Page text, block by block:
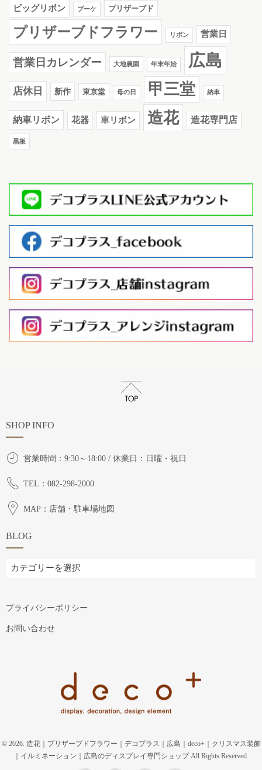
ビッグリボン ブーケ プリザーブド
プリザーブドフラワー リボン 営業日
営業日カレンダー 大地農園 年末年始 広島
店休日 新作 東京堂 母の日 甲三堂 納車
納車リボン 花器 車リボン 造花 造花専門店
黒板
SHOP INFO
営業時間：9:30～18:00 / 休業日：日曜・祝日
TEL：082-298-2000
MAP：店舗・駐車場地図
BLOG
BLOG
プライバシーポリシー
お問い合わせ
© 2026. 造花｜プリザーブドフラワー｜デコプラス｜広島｜deco+｜クリスマス装飾
｜イルミネーション｜広島のディスプレイ専門ショップ All Rights Reserved.